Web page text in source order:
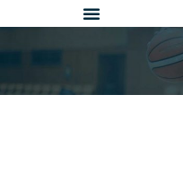
au
contenu